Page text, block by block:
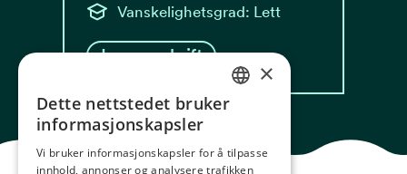
Vanskelighetsgrad: Lett
Les oppskrift
NORWEGIAN
GERMAN
×
Dette nettstedet bruker
informasjonskapsler
Vi bruker informasjonskapsler for å tilpasse
innhold, annonser og analysere trafikken